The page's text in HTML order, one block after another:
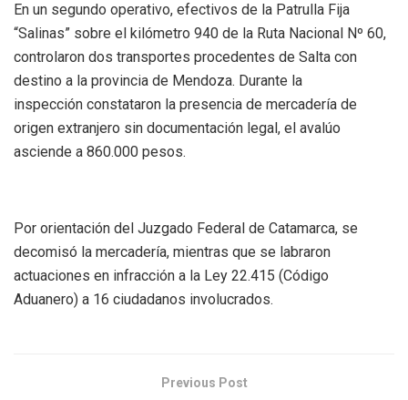
En un segundo operativo, efectivos de la Patrulla Fija
“Salinas” sobre el kilómetro 940 de la Ruta Nacional Nº 60,
controlaron dos transportes procedentes de Salta con
destino a la provincia de Mendoza. Durante la
inspección constataron la presencia de mercadería de
origen extranjero sin documentación legal, el avalúo
asciende a 860.000 pesos.
Por orientación del Juzgado Federal de Catamarca, se
decomisó la mercadería, mientras que se labraron
actuaciones en infracción a la Ley 22.415 (Código
Aduanero) a 16 ciudadanos involucrados.
Previous Post